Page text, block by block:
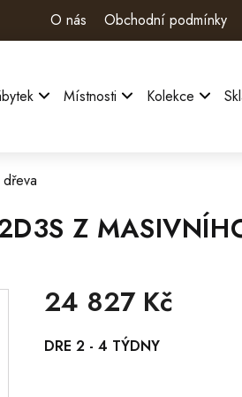
O nás Obchodní podmínky
Místnosti Kolekce
Z
24 827 Kč
cena:
DRE 2 - 4 TÝDNY